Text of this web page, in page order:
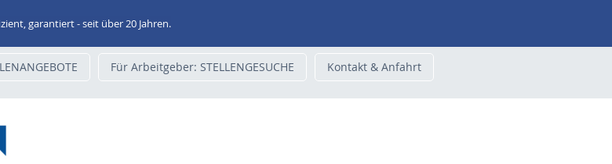
garantiert - seit über 20 Jahren.
Für Arbeitgeber: STELLENGESUCHE Kontakt & Anfahrt